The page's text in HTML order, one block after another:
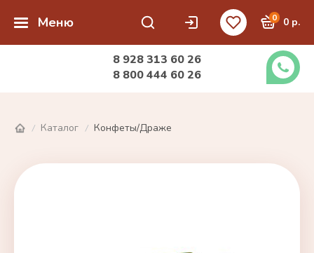
Меню 0 0 р.
8 928 313 60 26
8 800 444 60 26
/ Каталог / Конфеты/Драже